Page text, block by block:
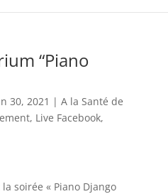
“Piano
30, 2021 | A la Santé de
, Live Facebook,
soirée « Piano Django